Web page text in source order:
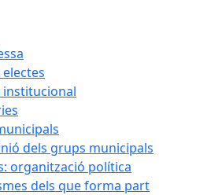
institucional
dels grups municipals
organització política
dels que forma part